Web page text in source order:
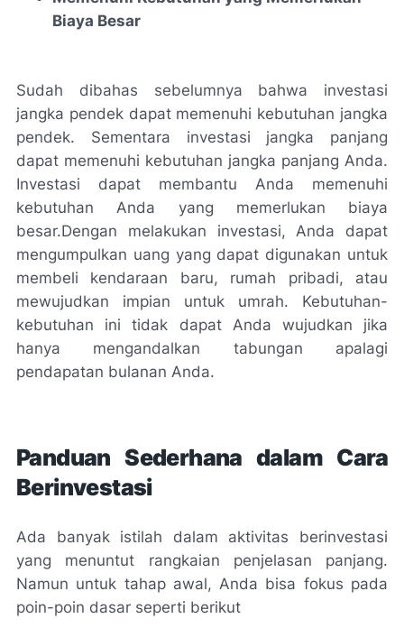
Biaya Besar
Sudah dibahas sebelumnya bahwa investasi
jangka pendek dapat memenuhi kebutuhan jangka
pendek. Sementara investasi jangka panjang
dapat memenuhi kebutuhan jangka panjang Anda.
Investasi dapat membantu Anda memenuhi
kebutuhan Anda yang memerlukan biaya
besar.Dengan melakukan investasi, Anda dapat
mengumpulkan uang yang dapat digunakan untuk
membeli kendaraan baru, rumah pribadi, atau
mewujudkan impian untuk umrah. Kebutuhan-
kebutuhan ini tidak dapat Anda wujudkan jika
hanya mengandalkan tabungan apalagi
pendapatan bulanan Anda.
Panduan Sederhana dalam Cara
Berinvestasi
Ada banyak istilah dalam aktivitas berinvestasi
yang menuntut rangkaian penjelasan panjang.
Namun untuk tahap awal, Anda bisa fokus pada
poin-poin dasar seperti berikut